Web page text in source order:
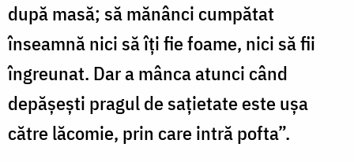
după masă; să mănânci cumpătat
înseamnă nici să îți fie foame, nici să fii
îngreunat. Dar a mânca atunci când
depășești pragul de sațietate este ușa
către lăcomie, prin care intră pofta”.